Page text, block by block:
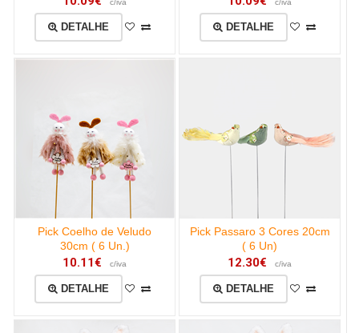
c/iva
DETALHE
c/iva
DETALHE
Pick Coelho de Veludo
30cm ( 6 Un.)
10.11€ c/iva
DETALHE
Pick Passaro 3 Cores 20cm
( 6 Un)
12.30€ c/iva
DETALHE